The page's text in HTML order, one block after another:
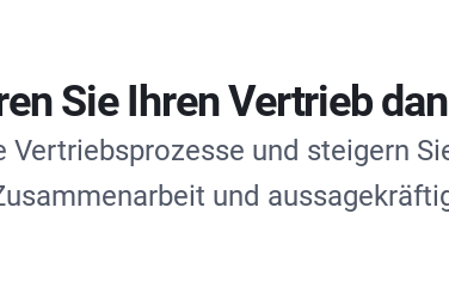
Sie Ihren Vertrieb
Vertriebsprozesse und steigern
und